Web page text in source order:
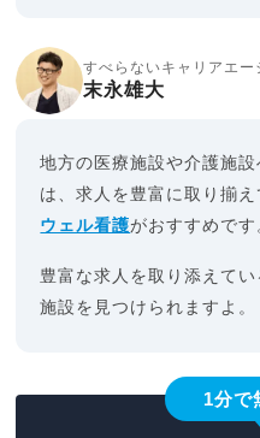
すべらないキャリアエー
末永雄大
地方の医療施設や介護施
は、求人を豊富に取り揃え
ウェル看護がおすすめです
豊富な求人を取り添えて
施設を見つけられますよ。
1分で